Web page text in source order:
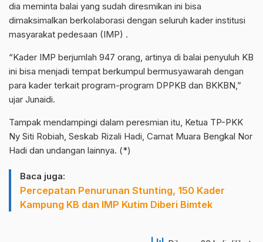
dia meminta balai yang sudah diresmikan ini bisa
dimaksimalkan berkolaborasi dengan seluruh kader institusi
masyarakat pedesaan (IMP) .
“Kader IMP berjumlah 947 orang, artinya di balai penyuluh KB
ini bisa menjadi tempat berkumpul bermusyawarah dengan
para kader terkait program-program DPPKB dan BKKBN,”
ujar Junaidi.
Tampak mendampingi dalam peresmian itu, Ketua TP-PKK
Ny Siti Robiah, Seskab Rizali Hadi, Camat Muara Bengkal Nor
Hadi dan undangan lainnya. (*)
Baca juga:
Percepatan Penurunan Stunting, 150 Kader
Kampung KB dan IMP Kutim Diberi Bimtek